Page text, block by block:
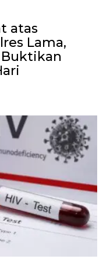
atas
Lama,
Buktikan